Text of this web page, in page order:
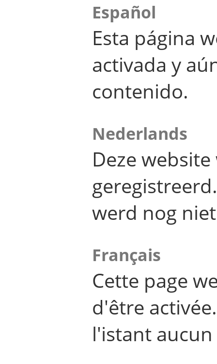
Español
Esta página
activada y
contenido.
Nederlands
Deze
werd nog
Français
Cette page
d'être
l'istant